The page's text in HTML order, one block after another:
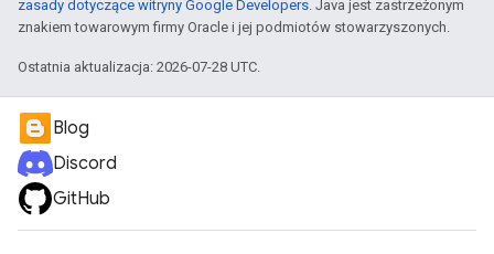
zasady dotyczące witryny Google Developers. Java jest zastrzeżonym
znakiem towarowym firmy Oracle i jej podmiotów stowarzyszonych.
Ostatnia aktualizacja: 2026-07-28 UTC.
Blog
Discord
GitHub